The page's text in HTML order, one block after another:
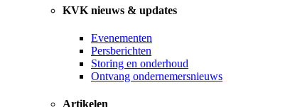
KVK nieuws & updates
Evenementen
Persberichten
Storing en onderhoud
Ontvang ondernemersnieuws
Artikelen